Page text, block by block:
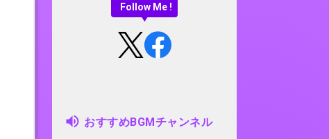
Follow Me !
おすすめBGMチャンネル